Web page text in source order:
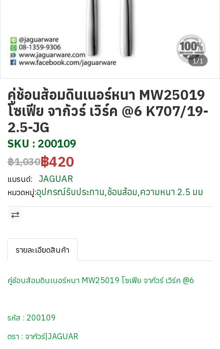
1/1
คู่ช้อนส้อมดินเนอร์หนา MW25019
โซเฟีย จากัวร์ เวิร์ค @6 K707/19-
2.5-JG
SKU : 200109
฿1,030฿420
แบรนด์: JAGUAR
หมวดหมู่:อุปกรณ์รับประทาน,ช้อนส้อม,ความหนา 2.5 มม
รายละเอียดสินค้า
คู่ช้อนส้อมดินเนอร์หนา MW25019 โซเฟีย จากัวร์ เวิร์ค @6
รหัส : 200109
ตรา : จากัวร์|JAGUAR